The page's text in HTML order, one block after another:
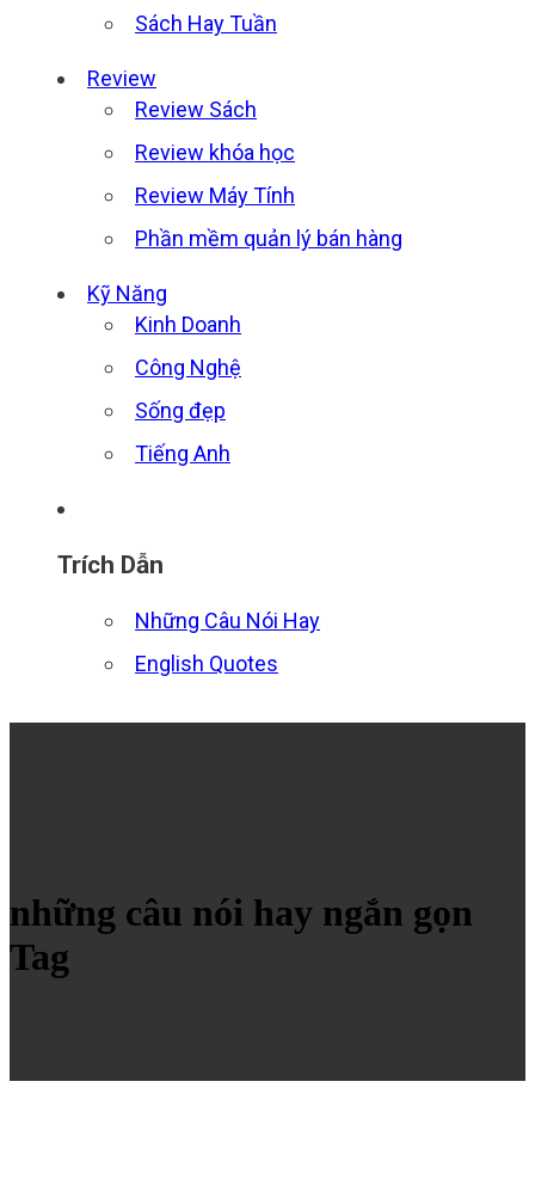
Sách Hay Tuần
Review
Review Sách
Review khóa học
Review Máy Tính
Phần mềm quản lý bán hàng
Kỹ Năng
Kinh Doanh
Công Nghệ
Sống đẹp
Tiếng Anh
Trích Dẫn
Những Câu Nói Hay
English Quotes
những câu nói hay ngắn gọn
Tag